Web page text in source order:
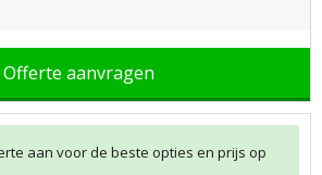
Offerte aanvragen
aan voor de beste opties en prijs op